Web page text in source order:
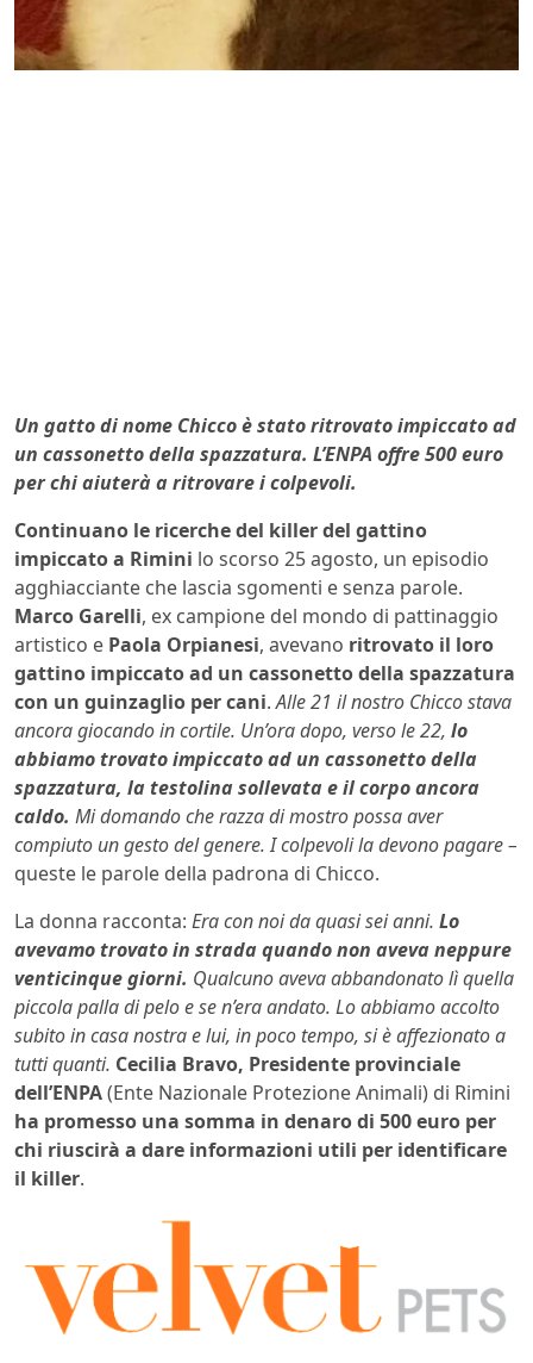
Un gatto di nome Chicco è stato ritrovato impiccato ad
un cassonetto della spazzatura. L’ENPA offre 500 euro
per chi aiuterà a ritrovare i colpevoli.
Continuano le ricerche del killer del gattino
impiccato a Rimini lo scorso 25 agosto, un episodio
agghiacciante che lascia sgomenti e senza parole.
Marco Garelli, ex campione del mondo di pattinaggio
artistico e Paola Orpianesi, avevano ritrovato il loro
gattino impiccato ad un cassonetto della spazzatura
con un guinzaglio per cani.Alle 21 il nostro Chicco stava
ancora giocando in cortile. Un’ora dopo, verso le 22, lo
abbiamo trovato impiccato ad un cassonetto della
spazzatura, la testolina sollevata e ilcorpo ancora
caldo. Mi domando che razza di mostro possa aver
compiuto un gesto del genere. I colpevoli la devono pagare –
queste le parole della padrona di Chicco.
La donna racconta: Era con noi da quasi sei anni. Lo
avevamo trovato in strada quando non aveva neppure
venticinque giorni. Qualcuno aveva abbandonato lì quella
piccola palla di pelo e se n’era andato. Lo abbiamo accolto
subito in casa nostra e lui, in poco tempo, si è affezionato a
tutti quanti. Cecilia Bravo, Presidente provinciale
dell’ENPA(Ente Nazionale Protezione Animali) di Rimini
ha promesso una somma in denaro di 500 euro per
chi riuscirà a dare informazioni utili per identificare
il killer.